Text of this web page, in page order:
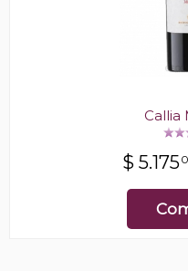
Callia
$ 5.175